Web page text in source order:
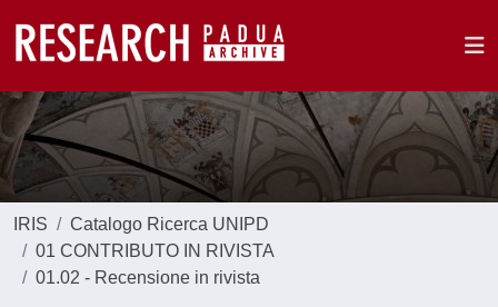
IRIS
Catalogo Ricerca UNIPD
01 CONTRIBUTO IN RIVISTA
01.02 - Recensione in rivista